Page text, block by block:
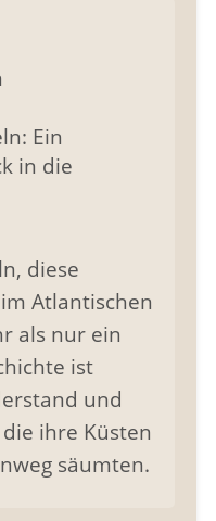
diese
Atlantischen
als nur ein
ist
und
ihre Küsten
säumten.